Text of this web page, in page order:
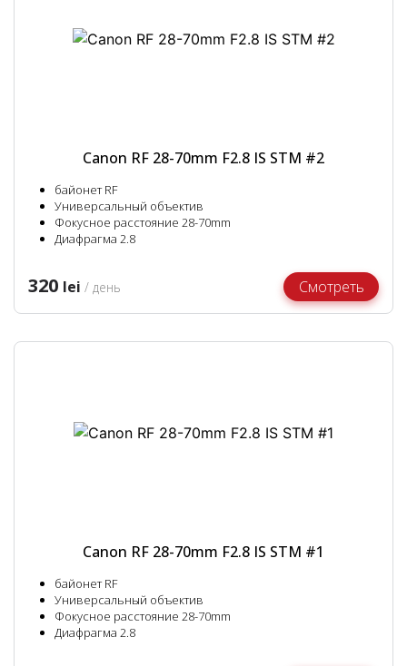
Canon RF 28-70mm F2.8 IS STM #2
байонет RF
Универсальный объектив
Фокусное расстояние 28-70mm
Диафрагма 2.8
320 lei / день Смотреть
Canon RF 28-70mm F2.8 IS STM #1
байонет RF
Универсальный объектив
Фокусное расстояние 28-70mm
Диафрагма 2.8